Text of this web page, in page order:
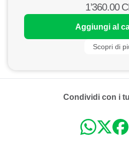
1’360.00
Aggiungi al
Scopri di
Condividi con i